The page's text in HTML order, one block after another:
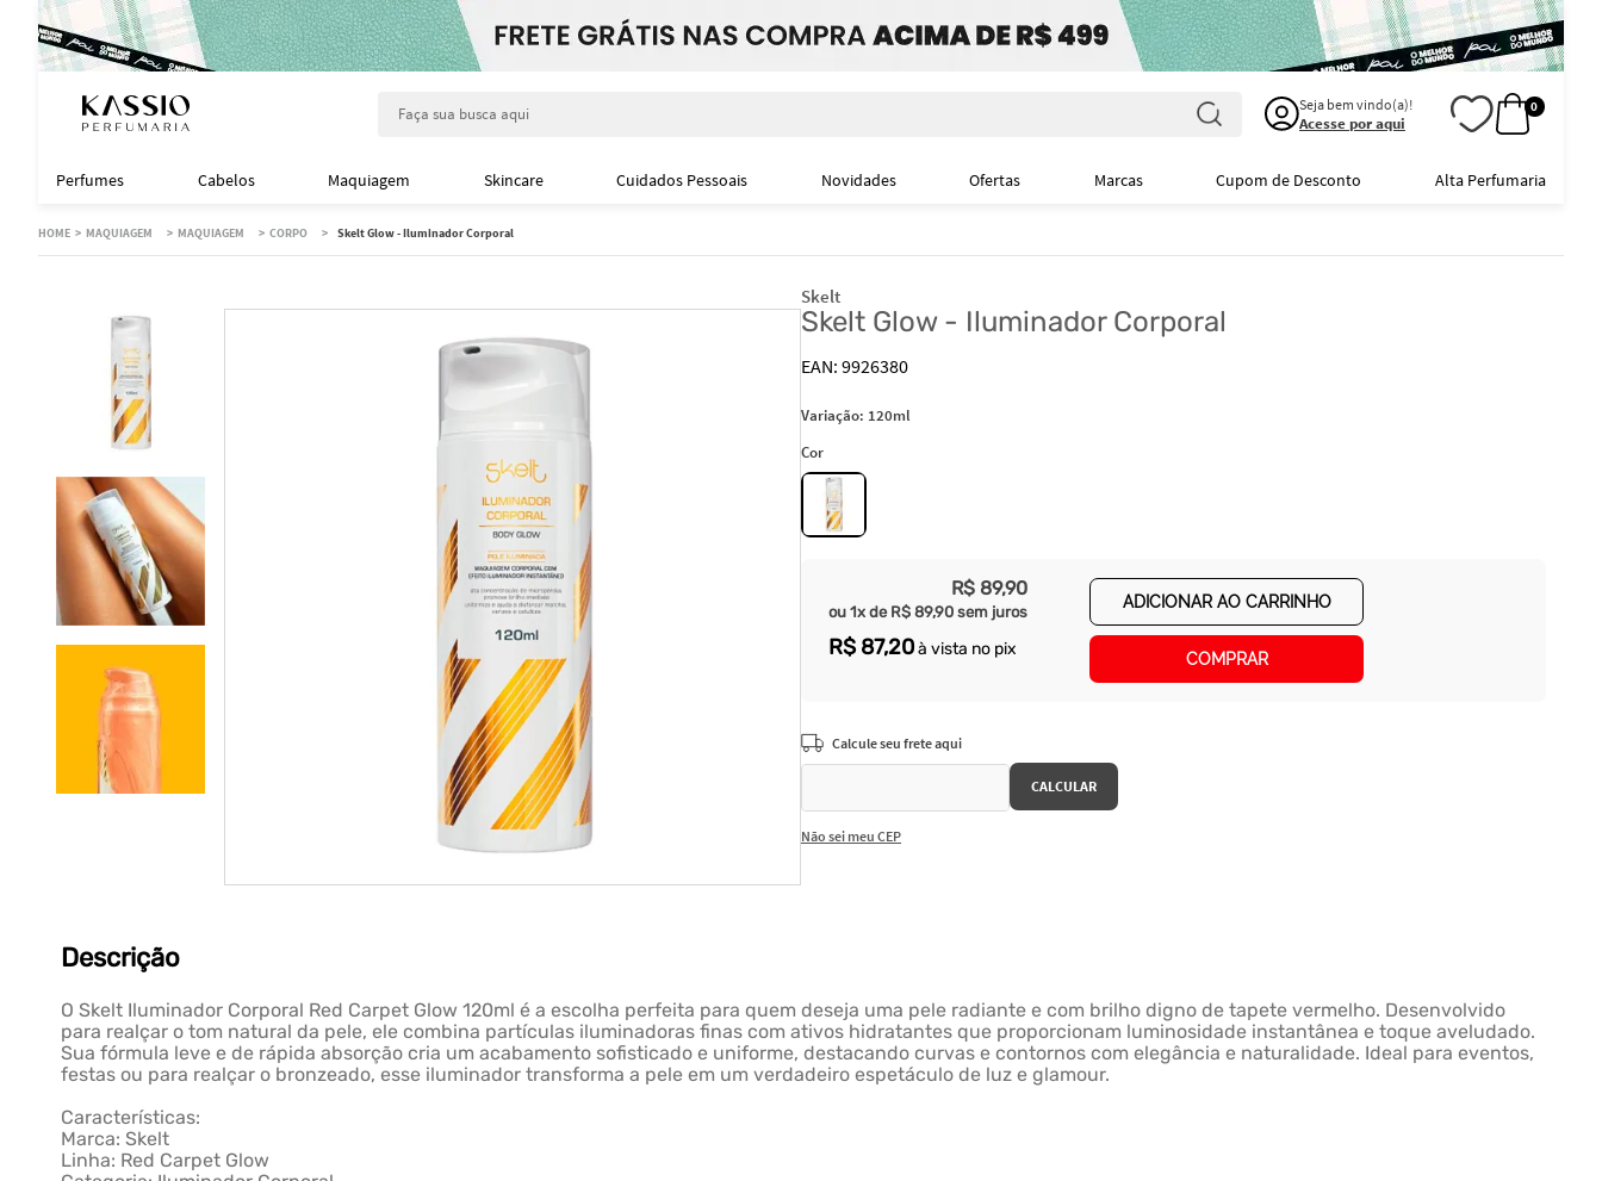
Seja bem vindo(a)!
Acesse por aqui
0
Perfumes Cabelos Maquiagem Skincare Cuidados Pessoais Novidades Ofertas Marcas Cupom de Desconto Alta Perfumaria
MAQUIAGEM MAQUIAGEM CORPO Skelt Glow - Iluminador Corporal
Skelt
Skelt Glow - Iluminador Corporal
9926380
Variação: 120ml
Cor
R$ 89,90
ou 1x de R$ 89,90 sem juros
R$ 87,20à vista no pix
ADICIONAR AO CARRINHO
COMPRAR
Não sei meu CEP
Descrição
O Skelt Iluminador Corporal Red Carpet Glow 120ml é a escolha perfeita para quem deseja uma pele radiante e com brilho digno de tapete vermelho. Desenvolvido
para realçar o tom natural da pele, ele combina partículas iluminadoras finas com ativos hidratantes que proporcionam luminosidade instantânea e toque aveludado.
Sua fórmula leve e de rápida absorção cria um acabamento sofisticado e uniforme, destacando curvas e contornos com elegância e naturalidade. Ideal para eventos,
festas ou para realçar o bronzeado, esse iluminador transforma a pele em um verdadeiro espetáculo de luz e glamour.
Características:
Marca: Skelt
Linha: Red Carpet Glow